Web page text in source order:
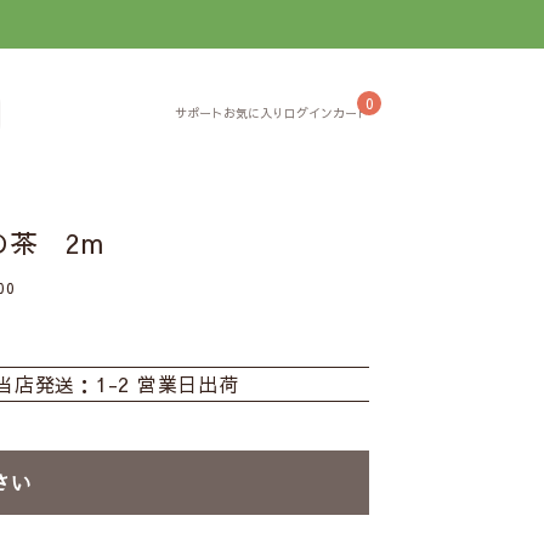
0
茶 2m
店発送：1-2 営業日出荷
い